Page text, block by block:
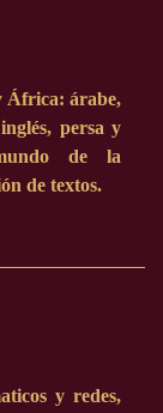
África: árabe,
persa y
de la
de textos.
y redes,